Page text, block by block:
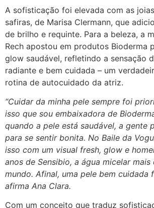
A sofisticação foi elevada com as
safiras, de Marisa Clermann, que
de brilho e requinte. Para a beleza, a
Rech apostou em produtos Bioderma
glow saudável, refletindo a sensação
radiante e bem cuidada – um
rotina de autocuidado da atriz.
“Cuidar da minha pele sempre foi
isso que sou embaixadora de
quando a pele está saudável, a gente
para se sentir bonita. No Baile da
isso com um visual fresh, glow e
anos de Sensibio, a água micelar mais
mundo. Afinal, uma pele bem cuidada
afirma Ana Clara.
Com um conceito que traduz